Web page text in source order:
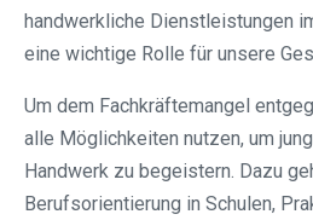
handwerkliche Dienstleistungen
eine wichtige Rolle für unsere
Um dem Fachkräftemangel
alle Möglichkeiten nutzen, um
Handwerk zu begeistern. Dazu
Berufsorientierung in Schulen,